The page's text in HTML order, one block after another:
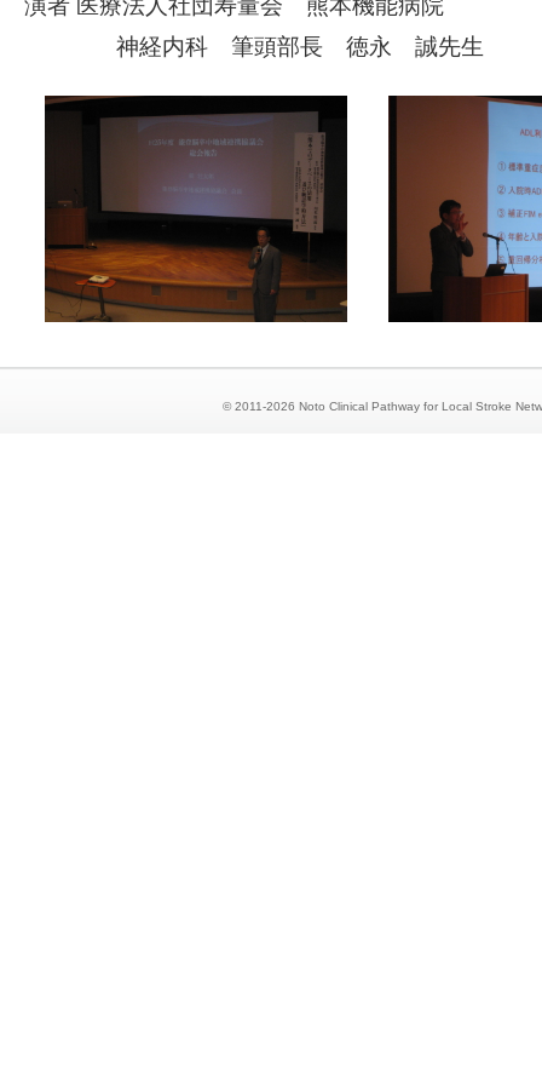
演者 医療法人社団寿量会 熊本機能病院
神経内科 筆頭部長 徳永 誠先生
© 2011-2026 Noto Clinical Pathway for Local Stroke